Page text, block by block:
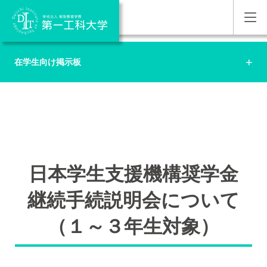
在学生向け掲示板
日本学生支援機構奨学金
継続手続説明会について
（１～３年生対象）